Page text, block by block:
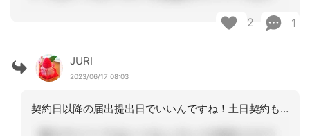
2 1
JURI
2023/06/17 08:03
契約日以降の届出提出日でいいんですね！土日契約もありますからね(>_<。)ありが